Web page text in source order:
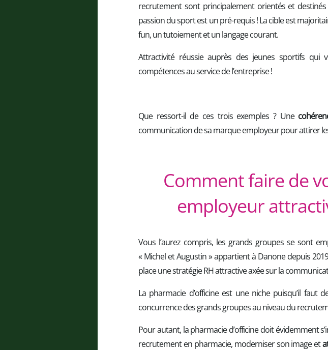
recrutement sont principalement orientés et
passion du sport est un pré-requis ! La cible est
fun, un tutoiement et un langage courant.
Attractivité réussie auprès des jeunes sportifs
compétences au service de l’entreprise !
Que ressort-il de ces trois exemples ? Une
communication de sa marque employeur pour attirer
Comment faire de
employeur
Vous l’aurez compris, les grands groupes se sont
« Michel et Augustin » appartient à Danone depuis
place une stratégie RH attractive axée sur la
La pharmacie d’officine est une niche puisqu’il faut
concurrence des grands groupes au niveau du
Pour autant, la pharmacie d’officine doit évidemment
recrutement en pharmacie, moderniser son image et